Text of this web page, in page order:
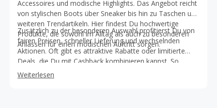
Accessoires und modische Highlights. Das Angebot reicht
von stylischen Boots über Sneaker bis hin zu Taschen und
weiteren Trendartikeln. Hier findest Du hochwertige
Produkte, die sowohl im Alltag als auch zu besonderen
Anlässen für einen modischen Auftritt sorgen.
Zusätzlich zu der besonderen Auswahl profitierst Du von
fairen Preisen, schneller Lieferung und wechselnden
Aktionen. Oft gibt es attraktive Rabatte oder limitierte
Deals, die Du mit Cashback kombinieren kannst. So
kannst Du Deinen Style individuell ergänzen und
gleichzeitig clever sparen.
Weiterlesen